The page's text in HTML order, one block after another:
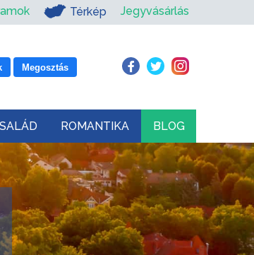
Térkép Jegyvásárlás
Megosztás
ROMANTIKA BLOG